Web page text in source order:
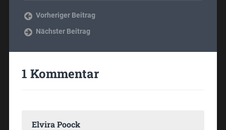
Vorheriger Beitrag
Nächster Beitrag
1 Kommentar
Elvira Poock